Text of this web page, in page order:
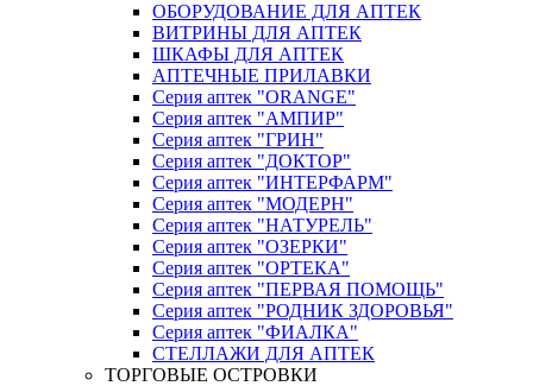
ОБОРУДОВАНИЕ ДЛЯ АПТЕК
ВИТРИНЫ ДЛЯ АПТЕК
ШКАФЫ ДЛЯ АПТЕК
АПТЕЧНЫЕ ПРИЛАВКИ
Серия аптек "ORANGE"
Серия аптек "АМПИР"
Серия аптек "ГРИН"
Серия аптек "ДОКТОР"
Серия аптек "ИНТЕРФАРМ"
Серия аптек "МОДЕРН"
Серия аптек "НАТУРЕЛЬ"
Серия аптек "ОЗЕРКИ"
Серия аптек "ОРТЕКА"
Серия аптек "ПЕРВАЯ ПОМОЩЬ"
Серия аптек "РОДНИК ЗДОРОВЬЯ"
Серия аптек "ФИАЛКА"
СТЕЛЛАЖИ ДЛЯ АПТЕК
ТОРГОВЫЕ ОСТРОВКИ